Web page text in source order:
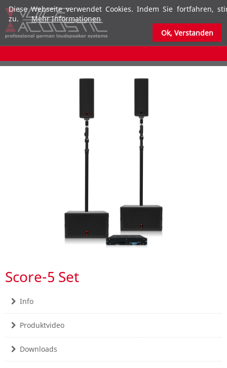
Score-5 Set
Info
Produktvideo
Downloads
Diese Webseite verwendet Cookies. Indem Sie fortfahren,
zu.
Mehr Informationen
Ok, Verstanden